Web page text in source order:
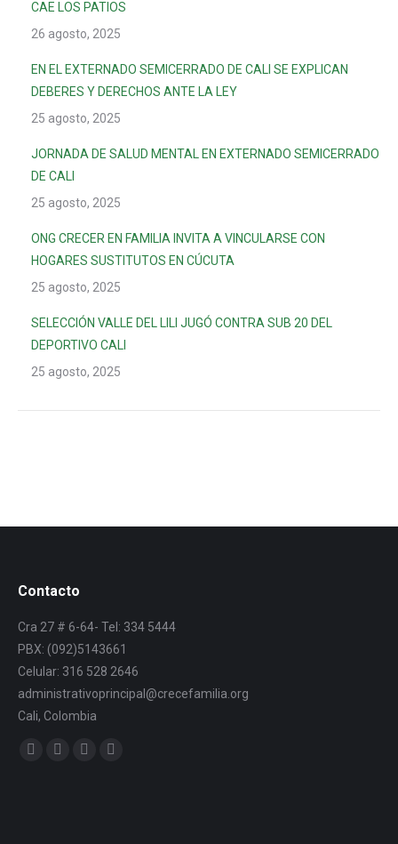
CAE LOS PATIOS
26 agosto, 2025
EN EL EXTERNADO SEMICERRADO DE CALI SE EXPLICAN
DEBERES Y DERECHOS ANTE LA LEY
25 agosto, 2025
JORNADA DE SALUD MENTAL EN EXTERNADO SEMICERRADO
DE CALI
25 agosto, 2025
ONG CRECER EN FAMILIA INVITA A VINCULARSE CON
HOGARES SUSTITUTOS EN CÚCUTA
25 agosto, 2025
SELECCIÓN VALLE DEL LILI JUGÓ CONTRA SUB 20 DEL
DEPORTIVO CALI
25 agosto, 2025
Contacto
Cra 27 # 6-64- Tel: 334 5444
PBX: (092)5143661
Celular: 316 528 2646
administrativoprincipal@crecefamilia.org
Cali, Colombia
Find us on: